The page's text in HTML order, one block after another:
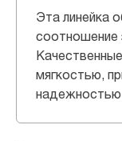
Эта линейка
соотношение
мягкостью,